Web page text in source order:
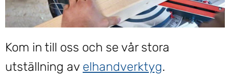
Kom in till oss och se vår stora
utställning av elhandverktyg.